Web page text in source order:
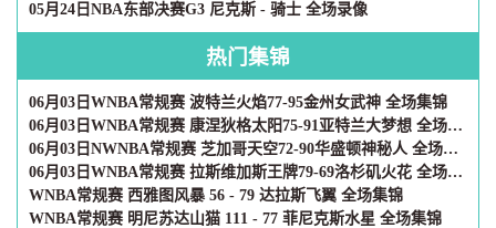
05月24日NBA东部决赛G3 尼克斯 - 骑士 全场录像
热门集锦
06月03日WNBA常规赛 波特兰火焰77-95金州女武神 全场集锦
06月03日WNBA常规赛 康涅狄格太阳75-91亚特兰大梦想 全场集锦
06月03日NWNBA常规赛 芝加哥天空72-90华盛顿神秘人 全场集锦
06月03日WNBA常规赛 拉斯维加斯王牌79-69洛杉矶火花 全场集锦
WNBA常规赛 西雅图风暴 56 - 79 达拉斯飞翼 全场集锦
WNBA常规赛 明尼苏达山猫 111 - 77 菲尼克斯水星 全场集锦